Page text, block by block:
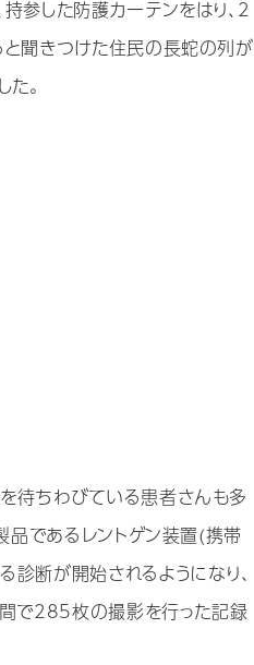
参した防護カーテンをはり、2
と聞きつけた住民の長蛇の列が
。
待ちわびている患者さんも多
品であるレントゲン装置(携帯
断が開始されるようになり、
間で285枚の撮影を行った記録